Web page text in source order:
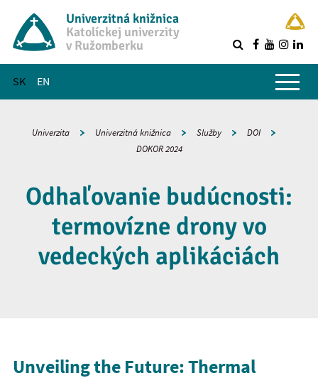
Univerzitná knižnica
Katolíckej univerzity
v Ružomberku
SK EN
Hlavné menu
Univerzita Univerzitná knižnica Služby
DOI
DOKOR 2024
Odhaľovanie budúcnosti:
termovízne drony vo
vedeckých aplikáciách
Unveiling the Future: Thermal